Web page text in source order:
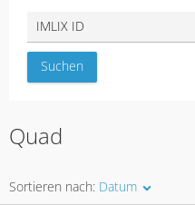
Quad
Sortieren nach: Datum